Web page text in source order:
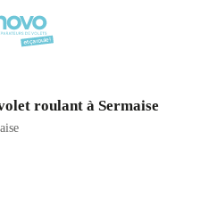
roulant à Sermaise